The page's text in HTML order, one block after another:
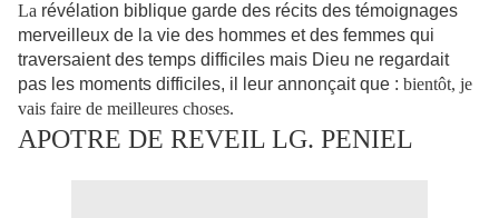
La révélation biblique garde des récits des témoignages
merveilleux de la vie des hommes et des femmes qui
traversaient des temps difficiles mais Dieu ne regardait
pas les moments difficiles, il leur annonçait que : bientôt, je
vais faire de meilleures choses.
APOTRE DE REVEIL LG. PENIEL